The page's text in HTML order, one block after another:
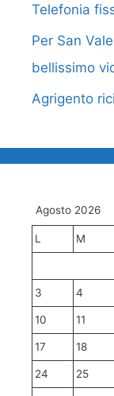
Telefonia
Per San
bellissimo
Agrigento
Agosto 2026
L M
3 4
10 11
17 18
24 25